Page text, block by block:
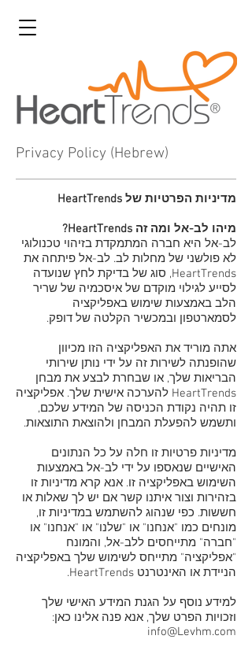
Privacy Policy (Hebrew)
מדיניות הפרטיות של HeartTrends
מיהו לב-אל ומה זה HeartTrends?
לב-אל היא חברה המתמקדת בזיהוי טכנולוגי
לא פולשני של מחלות לב. לב-אל פיתחה את
HeartTrends, סוג של בדיקת לחץ שנועדה
לסייע לגילוי מוקדם של איסכמיה של שריר
הלב באמצעות שימוש באפליקציה
לסמארטפון ובמכשיר הקלטה של ​​דופק.
אתה מוריד את האפליקציה הזו מכיוון
שהופנתה לשירות זה על ידי נותן שירותי
הבריאות שלך, או שבחרת לבצע את מבחן
HeartTrends להערכה אישית שלך. אפליקציה
זו תהיה נקודת הכניסה של המידע שלכם,
ותשמש להפעלת המבחן ולהוצאת התוצאות.
מדיניות פרטיות זו חלה על כל הנתונים
האישיים שנאספו על ידי לב-אל באמצעות
השימוש באפליקציה זו. אנא קרא מדיניות זו
בזהירות וצור איתנו קשר אם יש לך שאלות או
חששות. כפי שנהוג להשתמש במדיניות זו,
מונחים כמו "אנחנו" או "שלנו" או "אנחנו" או
"חברה" מתייחסים ללב-אל, והמונח
"אפליקציה" מתייחס לשימוש שלך באפליקציה
הניידת או האינטרנט HeartTrends.
למידע נוסף על הגנת המידע האישי שלך
וזכויות הפרט שלך, אנא פנה אלינו כאן:
info@Levhm.com